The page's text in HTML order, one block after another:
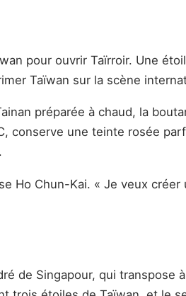
pour ouvrir Taïrroir. Une
Taïwan sur la scène
préparée à chaud, la
une teinte rosée
Ho Chun-Kai. « Je veux
de Singapour, qui transpose